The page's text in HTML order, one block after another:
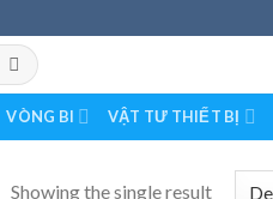
VÒNG BI VẬT TƯ THIẾT BỊ
Showing the single result